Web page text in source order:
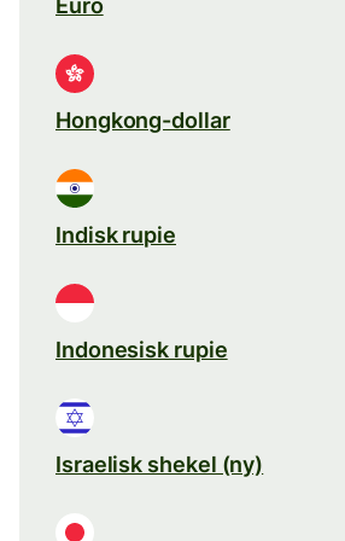
Euro
Hongkong-dollar
Indisk rupie
Indonesisk rupie
Israelisk shekel (ny)